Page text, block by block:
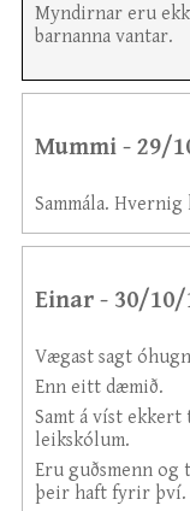
Myndirnar eru
barnanna vantar.
Mummi - 29/
Sammála.
Einar - 30/10/
Vægast sagt
Enn eitt dæmið.
Samt á víst ekkert
leikskólum.
Eru guðsmenn
þeir haft fyrir því.